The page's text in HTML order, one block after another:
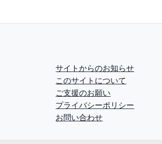
サイトからのお知らせ
このサイトについて
ご支援のお願い
プライバシーポリシー
お問い合わせ